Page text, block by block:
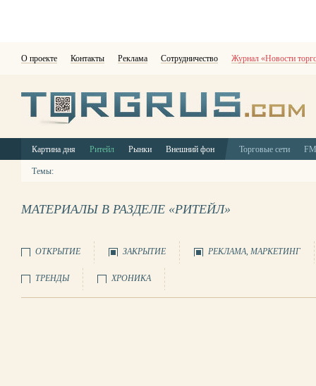
О проекте Контакты Реклама Сотрудничество Журнал «Новости
Картина дня Ритейл Рынки Внешний фон Торговые сети
Темы:
МАТЕРИАЛЫ В РАЗДЕЛЕ «РИТЕЙЛ»
ОТКРЫТИЕ ЗАКРЫТИЕ РЕКЛАМА, МАРКЕТИНГ
ТРЕНДЫ ХРОНИКА